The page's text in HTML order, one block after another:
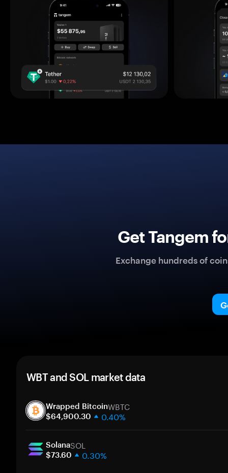
Get Tangem
Exchange hundreds of
WBT and SOL market data
Wrapped BitcoinWBTC
$64,900.30 0.40%
30 days
Market cap
SolanaSOL
$73.60 0.30%